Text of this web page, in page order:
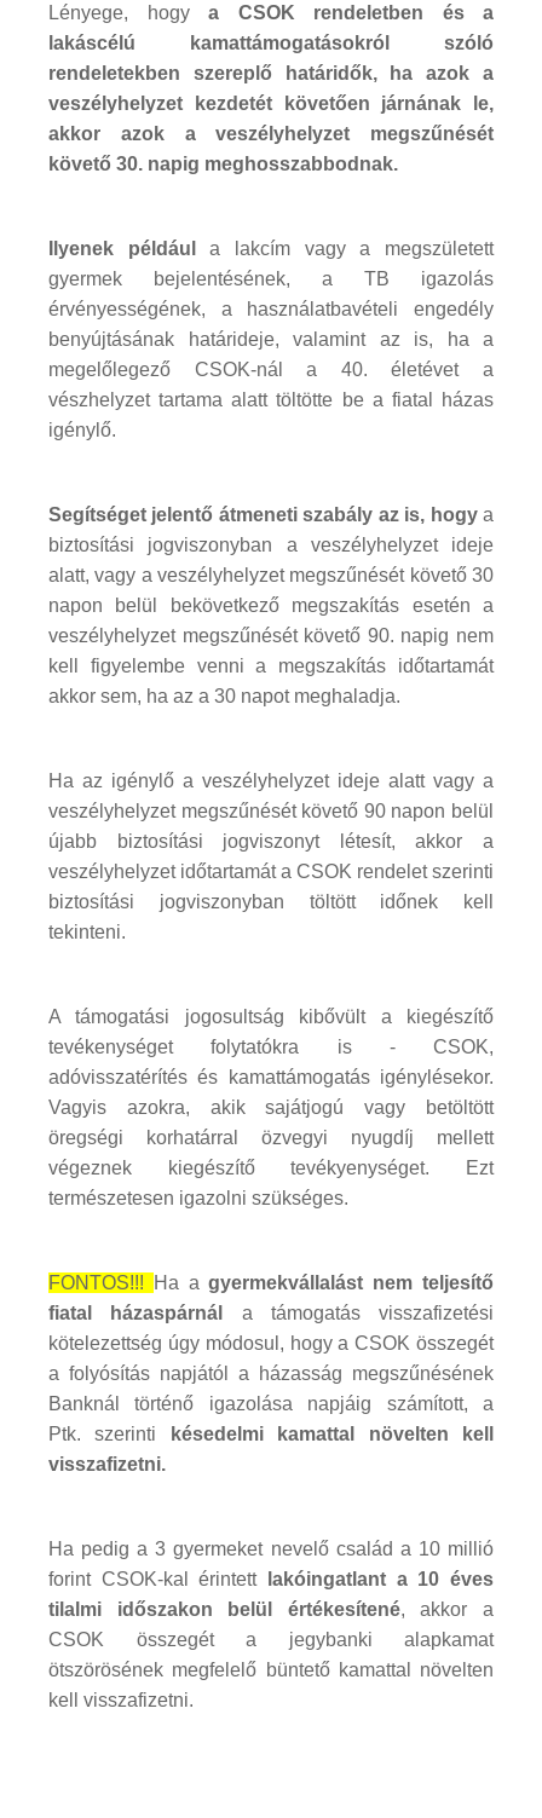
Lényege, hogy a CSOK rendeletben és a
lakáscélú kamattámogatásokról szóló
rendeletekben szereplő határidők, ha azok a
veszélyhelyzet kezdetét követően járnának le,
akkor azok a veszélyhelyzet megszűnését
követő 30. napig meghosszabbodnak.
Ilyenek például
a lakcím vagy a megszületett
gyermek bejelentésének, a TB igazolás
érvényességének, a használatbavételi engedély
benyújtásának határideje, valamint az is, ha a
megelőlegező CSOK-nál a 40. életévet a
vészhelyzet tartama alatt töltötte be a fiatal házas
igénylő.
Segítséget jelentő átmeneti szabály az is, hogya
biztosítási jogviszonyban a veszélyhelyzet ideje
alatt, vagy a veszélyhelyzet megszűnését követő 30
napon belül bekövetkező megszakítás esetén a
veszélyhelyzet megszűnését követő 90. napig nem
kell figyelembe venni a megszakítás időtartamát
akkor sem, ha az a 30 napot meghaladja.
Ha az igénylő a veszélyhelyzet ideje alatt vagy a
veszélyhelyzet megszűnését követő 90 napon belül
újabb biztosítási jogviszonyt létesít, akkor a
veszélyhelyzet időtartamát a CSOK rendelet szerinti
biztosítási jogviszonyban töltött időnek kell
tekinteni.
A támogatási jogosultság kibővült a kiegészítő
tevékenységet folytatókra is - CSOK,
adóvisszatérítés és kamattámogatás igénylésekor.
Vagyis azokra, akik sajátjogú vagy betöltött
öregségi korhatárral özvegyi nyugdíj mellett
végeznek kiegészítő tevékyenységet. Ezt
természetesen igazolni szükséges.
FONTOS!!! Ha agyermekvállalást nem teljesítő
fiatal házaspárnál
a támogatás visszafizetési
kötelezettség úgy módosul, hogy a CSOK összegét
a folyósítás napjától a házasság megszűnésének
Banknál történő igazolása napjáig számított, a
Ptk. szerinti
késedelmi kamattal növelten kell
visszafizetni.
Ha pedig a 3 gyermeket nevelő család a 10 millió
forint CSOK-kal érintett
lakóingatlant a 10 éves
tilalmi időszakon belül értékesítené, akkor a
CSOK összegét a jegybanki alapkamat
ötszörösének megfelelő büntető kamattal növelten
kell visszafizetni.